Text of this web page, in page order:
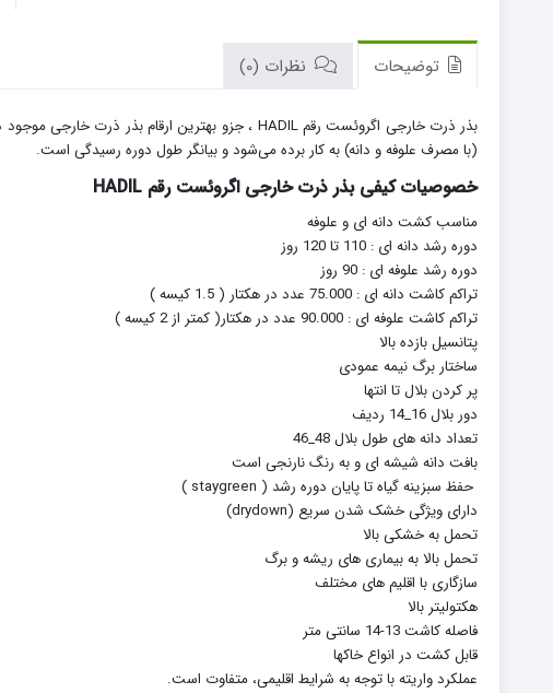
توضیحات نظرات (0)
(با مصرف علوفه و دانه) به کار برده می‌شود و بیانگر طول دوره رسیدگی است.
خصوصیات کیفی بذر ذرت خارجی اگروئست رقم HADIL
مناسب کشت دانه ای و علوفه
دوره رشد دانه ای : 110 تا 120 روز
دوره رشد علوفه ای : 90 روز
تراکم کاشت دانه ای : 75.000 عدد در هکتار ( 1.5 کیسه )
تراکم کاشت علوفه ای : 90.000 عدد در هکتار( کمتر از 2 کیسه )
پتانسیل بازده بالا
ساختار برگ نیمه عمودی
پر کردن بلال تا انتها
دور بلال 16_14 ردیف
تعداد دانه های طول بلال 48_46
بافت دانه شیشه ای و به رنگ نارنجی است
حفظ سبزینه گیاه تا پایان دوره رشد ( staygreen )
دارای ویژگی خشک شدن سریع (drydown)
تحمل به خشکی بالا
تحمل بالا به بیماری های ریشه و برگ
سازگاری با اقلیم های مختلف
هکتولیتر بالا
فاصله کاشت 13-14 سانتی متر
قابل کشت در انواع خاکها
عملکرد واریته با توجه به شرایط اقلیمی، متفاوت است.